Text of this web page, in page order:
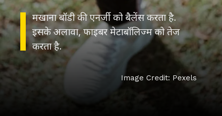
मखाना बॉडी की एनर्जी को बैलेंस करता है.
इसके अलावा, फाइबर मेटाबॉलिज्म को तेज
करता है.
Image Credit: Pexels